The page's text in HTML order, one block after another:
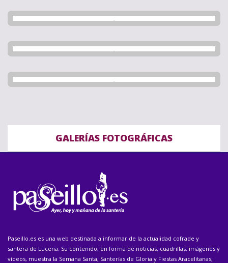
GALERÍAS FOTOGRÁFICAS
Paseillo.es es una web destinada a informar de la actualidad cofrade y
santera de Lucena. Su contenido, en forma de noticias, cuadrillas, imágenes y
vídeos, muestra la Semana Santa, Santerías de Gloria y Fiestas Aracelitanas,